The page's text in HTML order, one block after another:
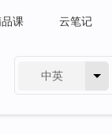
课 云笔记
中英